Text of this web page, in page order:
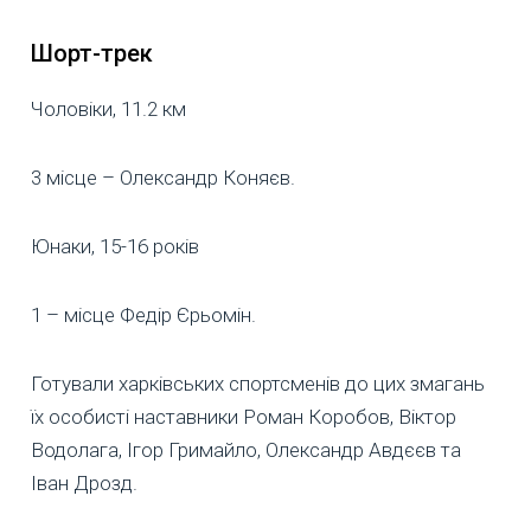
Шорт-трек
Чоловіки, 11.2 км
3 місце – Олександр Коняєв.
Юнаки, 15-16 років
1 – місце Федір Єрьомін.
Готували харківських спортсменів до цих змагань
їх особисті наставники Роман Коробов, Віктор
Водолага, Ігор Гримайло, Олександр Авдєєв та
Іван Дрозд.